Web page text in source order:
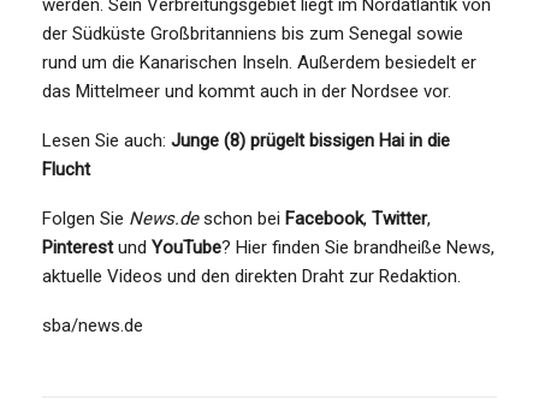
werden. Sein Verbreitungsgebiet liegt im Nordatlantik von
der Südküste Großbritanniens bis zum Senegal sowie
rund um die Kanarischen Inseln. Außerdem besiedelt er
das Mittelmeer und kommt auch in der Nordsee vor.
Lesen Sie auch: Junge (8) prügelt bissigen Hai in die
Flucht
Folgen Sie News.deschon bei Facebook, Twitter,
Pinterestund YouTube? Hier finden Sie brandheiße News,
aktuelle Videos und den direkten Draht zur Redaktion.
sba/news.de